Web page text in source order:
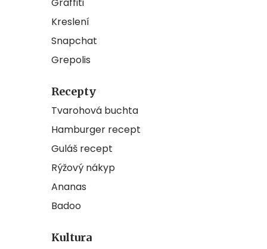
Graffiti
Kreslení
Snapchat
Grepolis
Recepty
Tvarohová buchta
Hamburger recept
Guláš recept
Rýžový nákyp
Ananas
Badoo
Kultura